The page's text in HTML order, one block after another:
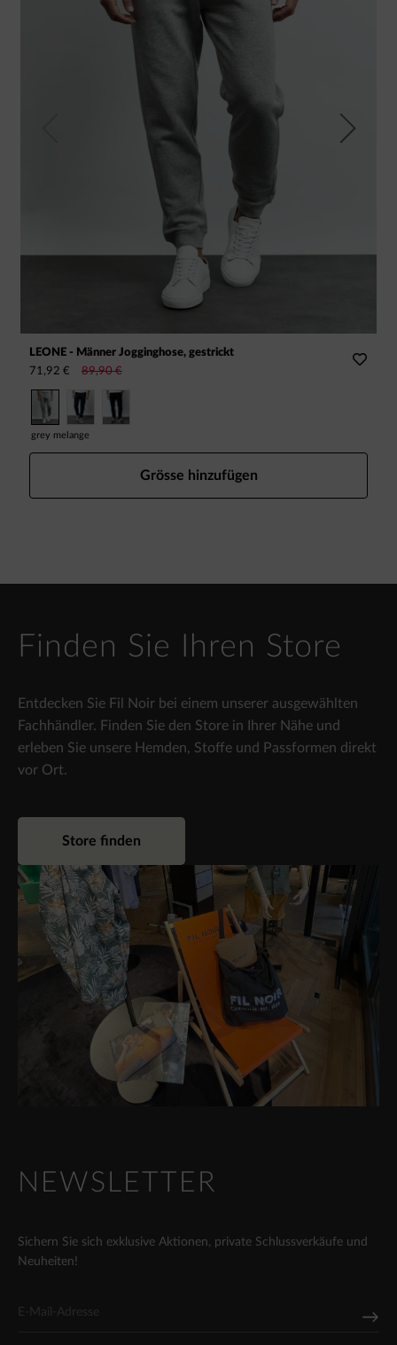
LEONE - Männer Jogginghose, gestrickt
71,92 €
89,90 €
grey melange
Grösse hinzufügen
Next
Finden Sie Ihren Store
Entdecken Sie Fil Noir bei einem unserer ausgewählten
Fachhändler. Finden Sie den Store in Ihrer Nähe und
erleben Sie unsere Hemden, Stoffe und Passformen direkt
vor Ort.
Store finden
NEWSLETTER
Sichern Sie sich exklusive Aktionen, private Schlussverkäufe und
Neuheiten!